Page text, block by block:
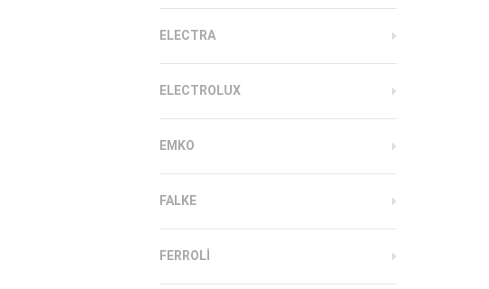
ELECTRA
ELECTROLUX
EMKO
FALKE
FERROLI